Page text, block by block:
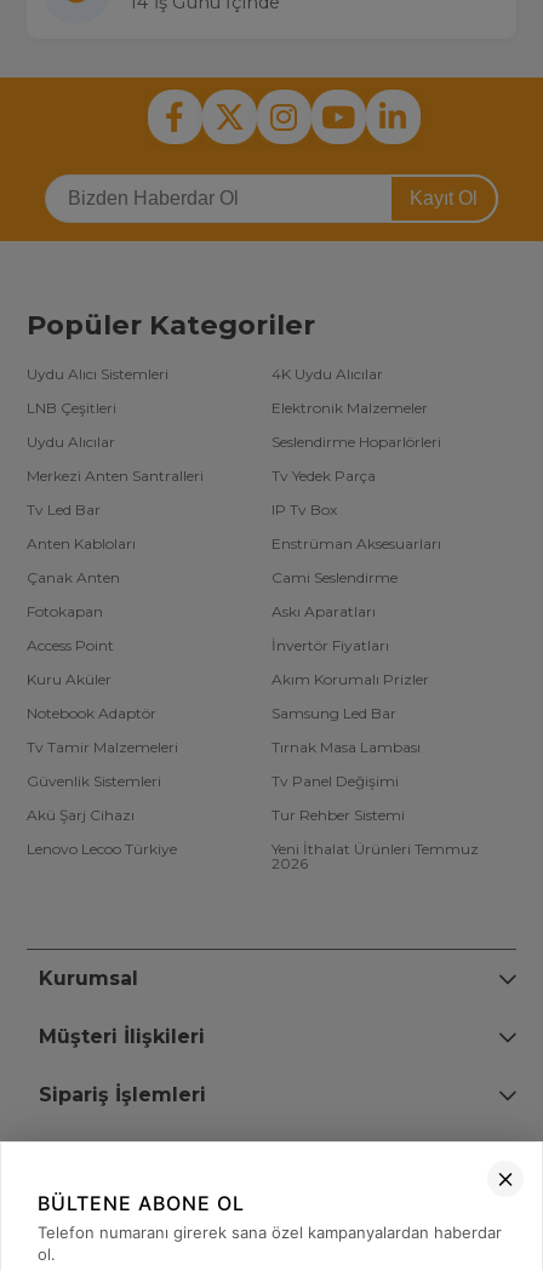
Kayıt Ol
Popüler Kategoriler
Uydu Alıcı Sistemleri
4K Uydu Alıcılar
LNB Çeşitleri
Elektronik Malzemeler
Uydu Alıcılar
Seslendirme Hoparlörleri
Merkezi Anten Santralleri
Tv Yedek Parça
Tv Led Bar
IP Tv Box
Anten Kabloları
Enstrüman Aksesuarları
Çanak Anten
Cami Seslendirme
Fotokapan
Askı Aparatları
Access Point
İnvertör Fiyatları
Kuru Aküler
Akım Korumalı Prizler
Notebook Adaptör
Samsung Led Bar
Tv Tamir Malzemeleri
Tırnak Masa Lambası
Güvenlik Sistemleri
Tv Panel Değişimi
Akü Şarj Cihazı
Tur Rehber Sistemi
Lenovo Lecoo Türkiye
Yeni İthalat Ürünleri Temmuz
2026
Kurumsal
Müşteri İlişkileri
Sipariş İşlemleri
+90 (850) 473 08 08
BÜLTENE ABONE OL
Telefon numaranı girerek sana özel kampanyalardan haberdar
ol.